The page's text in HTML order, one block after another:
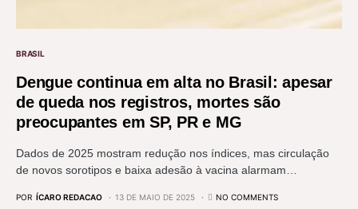
BRASIL
Dengue continua em alta no Brasil: apesar
de queda nos registros, mortes são
preocupantes em SP, PR e MG
Dados de 2025 mostram redução nos índices, mas circulação
de novos sorotipos e baixa adesão à vacina alarmam…
POR ÍCARO REDACAO 13 DE MAIO DE 2025 NO COMMENTS